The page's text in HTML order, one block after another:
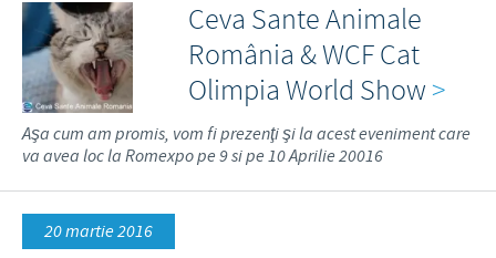
Ceva Sante Animale
România & WCF Cat
Olimpia World Show >
Aşa cum am promis, vom fi prezenţi şi la acest eveniment care
va avea loc la Romexpo pe 9 si pe 10 Aprilie 20016
20 martie 2016